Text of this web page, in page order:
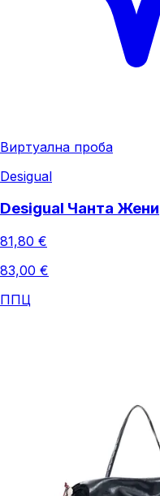
Виртуална проба
Desigual
Desigual Чанта Жени
81,80 €
83,00 €
ППЦ